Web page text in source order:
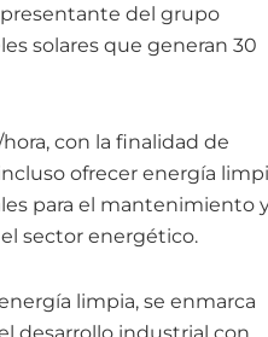
del grupo
solares que generan 30
con la finalidad de
ofrecer energía
para el mantenimiento
sector energético.
limpia, se enmarca